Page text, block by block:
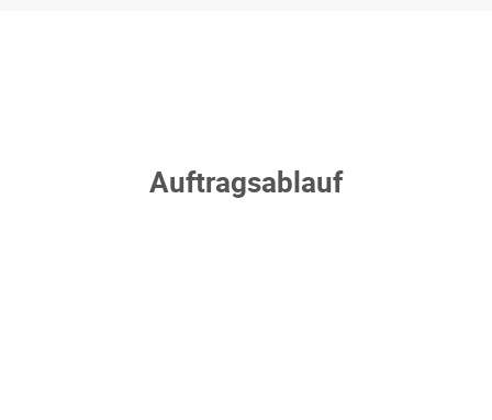
Auftragsablauf